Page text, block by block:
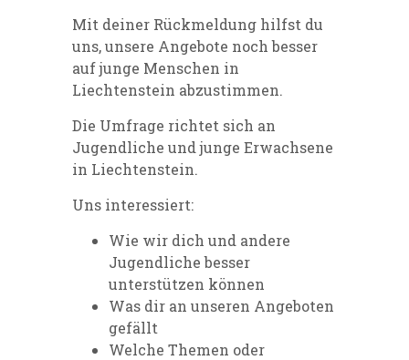
Mit deiner Rückmeldung hilfst du
uns, unsere Angebote noch besser
auf junge Menschen in
Liechtenstein abzustimmen.
Die Umfrage richtet sich an
Jugendliche und junge Erwachsene
in Liechtenstein.
Uns interessiert:
Wie wir dich und andere
Jugendliche besser
unterstützen können
Was dir an unseren Angeboten
gefällt
Welche Themen oder